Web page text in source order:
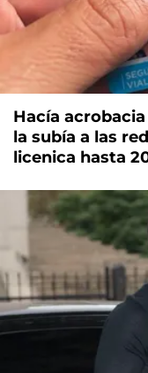
Hacía
la subía a las
licenica hasta